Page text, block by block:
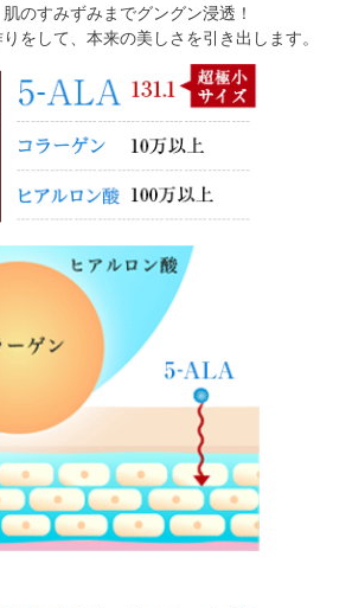
のすみずみまでグングン浸透！
をして、本来の美しさを引き出します。